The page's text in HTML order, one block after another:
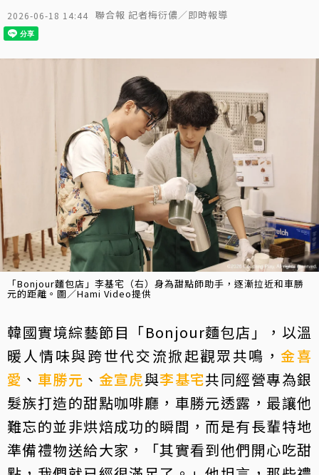
2026-06-18 14:44 聯合報 記者梅衍儂／即時報導
「Bonjour麵包店」李基宅（右）身為甜點師助手，逐漸拉近和車勝
元的距離。圖／Hami Video提供
韓國實境綜藝節目「Bonjour麵包店」，以溫
暖人情味與跨世代交流掀起觀眾共鳴，金喜
愛 、 車勝元 、 金宣虎與李基宅共同經營專為銀
髮族打造的甜點咖啡廳，車勝元透露，最讓他
難忘的並非烘焙成功的瞬間，而是有長輩特地
準備禮物送給大家，「其實看到他們開心吃甜